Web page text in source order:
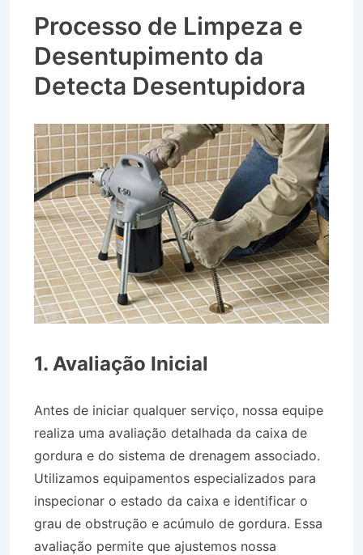
Processo de Limpeza e
Desentupimento da
Detecta Desentupidora
1. Avaliação Inicial
Antes de iniciar qualquer serviço, nossa equipe
realiza uma avaliação detalhada da caixa de
gordura e do sistema de drenagem associado.
Utilizamos equipamentos especializados para
inspecionar o estado da caixa e identificar o
grau de obstrução e acúmulo de gordura. Essa
avaliação permite que ajustemos nossa